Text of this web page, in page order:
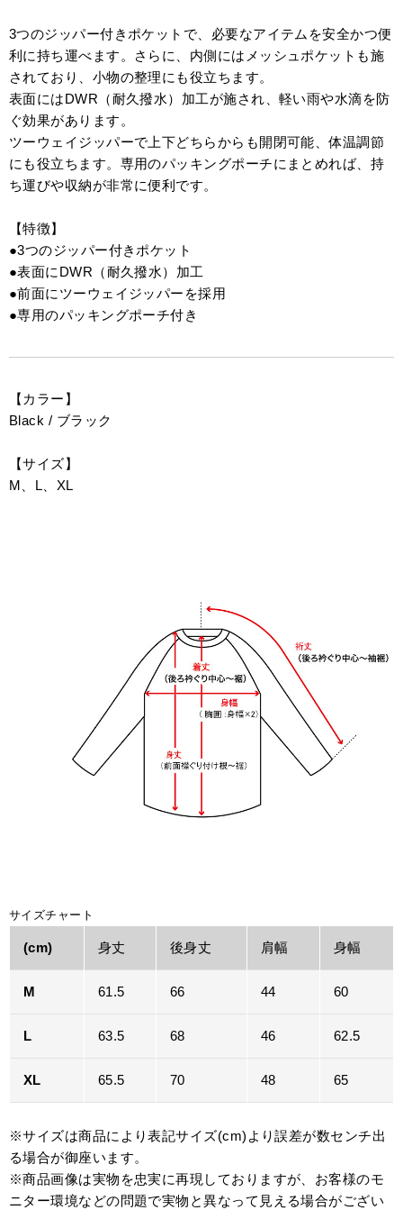
3つのジッパー付きポケットで、必要なアイテムを安全かつ便
利に持ち運べます。さらに、内側にはメッシュポケットも施
されており、小物の整理にも役立ちます。
表面にはDWR（耐久撥水）加工が施され、軽い雨や水滴を防
ぐ効果があります。
ツーウェイジッパーで上下どちらからも開閉可能、体温調節
にも役立ちます。専用のパッキングポーチにまとめれば、持
ち運びや収納が非常に便利です。
【特徴】
●3つのジッパー付きポケット
●表面にDWR（耐久撥水）加工
●前面にツーウェイジッパーを採用
●専用のパッキングポーチ付き
【カラー】
Black / ブラック
【サイズ】
M、L、XL
サイズチャート
(cm) 身丈 後身丈 肩幅 身幅
M 61.5 66 44 60
L 63.5 68 46 62.5
XL 65.5 70 48 65
※サイズは商品により表記サイズ(cm)より誤差が数センチ出
る場合が御座います。
※商品画像は実物を忠実に再現しておりますが、お客様のモ
ニター環境などの問題で実物と異なって見える場合がござい